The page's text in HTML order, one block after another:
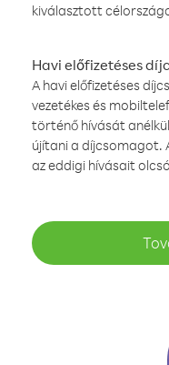
kiválasztott
Havi előfizetéses
A havi előfizetéses
vezetékes és
történő hívását
újítani a díjcsomagot.
az eddigi hívásait